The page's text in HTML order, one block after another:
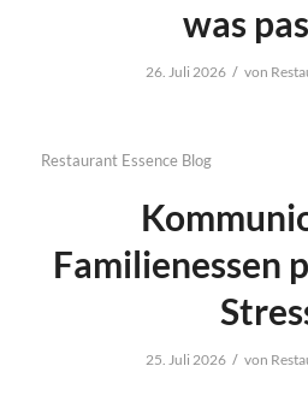
was
26. Juli 2026 / von
Restaurant Essence Blog
Familienessen
25. Juli 2026 / von